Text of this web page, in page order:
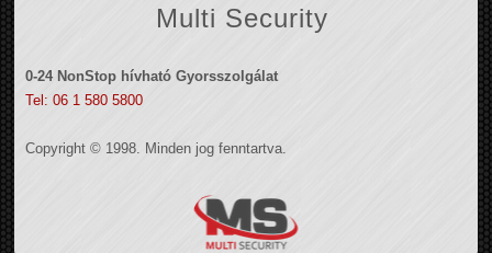
Multi Security
0-24 NonStop hívható Gyorsszolgálat
Tel: 06 1 580 5800
Copyright © 1998. Minden jog fenntartva.